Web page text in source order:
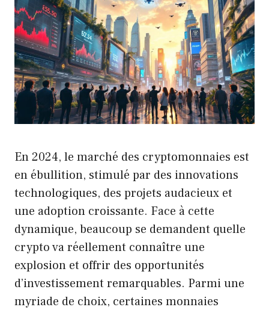
En 2024, le marché des cryptomonnaies est
en ébullition, stimulé par des innovations
technologiques, des projets audacieux et
une adoption croissante. Face à cette
dynamique, beaucoup se demandent quelle
crypto va réellement connaître une
explosion et offrir des opportunités
d’investissement remarquables. Parmi une
myriade de choix, certaines monnaies